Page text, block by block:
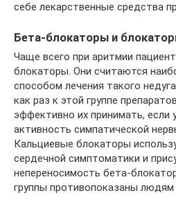
себе лекарственные средства
Бета-блокаторы и
Чаще всего при аритмии
блокаторы. Они считаются
способом лечения такого
как раз к этой группе
эффективно их принимать, если
активность симпатической
Кальциевые блокаторы
сердечной симптоматики и
непереносимость бета-
группы противопоказаны